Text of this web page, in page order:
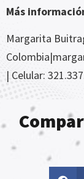
Más
Margarita
| Celular: